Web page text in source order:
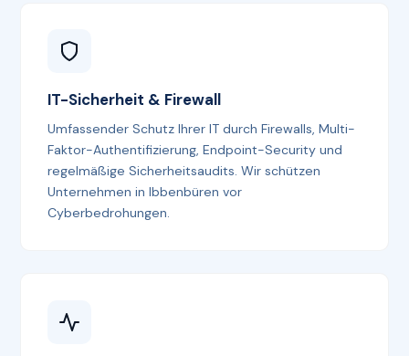
IT-Sicherheit & Firewall
Umfassender Schutz Ihrer IT durch Firewalls, Multi-
Faktor-Authentifizierung, Endpoint-Security und
regelmäßige Sicherheitsaudits. Wir schützen
Unternehmen in Ibbenbüren vor
Cyberbedrohungen.